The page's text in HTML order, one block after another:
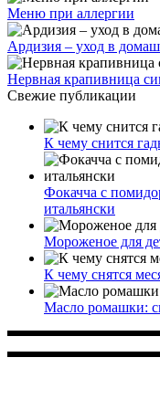
Меню при аллергии
Ардизия – уход в
Нервная крапивница
Свежие публикации
К чему снится
Фокачча с
итальянски
Мороженое для
К чему снятся
Масло ромашки: